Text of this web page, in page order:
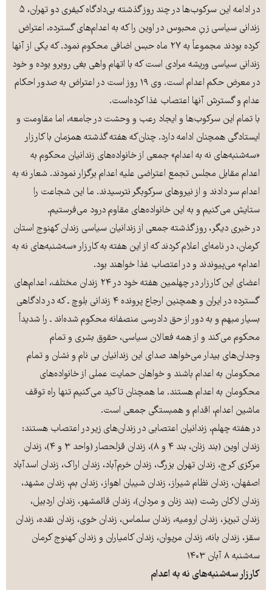
در ادامه این سرکوب‌ها در چند روز گذشته بی‌دادگاه کیفری دو تهران، ۵
زندانی سیاسی زنِ محبوس در اوین را که به اعدام‌ها‌ی گسترده، اعتراض
کرده بودند مجموعاً به ۲۷ ماه حبس اضافی محکوم نمود. که یکی از آنها
زندانی سیاسی وریشه مرادی است که با اتهام واهی بغی روبرو بوده و خود
در معرض حکم اعدام است. وی ۱۹ روز است در اعتراض به صدور احکام
عدام و گسترش آنها اعتصاب غذا کرده‌است.
با تمام این سرکوب‌ها و ایجاد رعب و وحشت در جامعه، اما مقاومت و
ایستادگی همچنان ادامه‌ دارد. چنان‌که هفته گذشته همزمان با کارزار
«سه‌شنبه‌های نه به اعدام» جمعی از خانواده‌های زندانیان محکوم به
اعدام مقابل مجلس تجمع اعتراضی علیه اعدام برگزار نمودند. شعار نه به
اعدام سر دادند و از نیروهای سرکوبگر نترسیدند. ما این شجاعت را
ستایش می‌کنیم و به این خانواده‌های مقاوم درود می‌فرستیم.
در خبری دیگر، روز گذشته جمعی از زندانیان سیاسی زندان کهنوج استان
کرمان، در نامه‌ای اعلام کردند که از این هفته به کارزار‌ «سه‌شنبه‌های نه به
اعدام» می‌پیوندند و در اعتصاب غذا خواهند بود.
اعضای این کارزار در چهلمین هفته خود در ۲۴ زندان مختلف، اعدام‌های
گسترده در ایران و همچنین ارجاع پرونده ۴ زندانی بلوچ ـ که در دادگاهی
بسیار مبهم و به دور از حق دادرسی منصفانه محکوم شده‌اند ـ را شدیداً
محکوم می‌کند و از همه فعالان سیاسی، حقوق بشری و تمام
وجدان‌های بیدار می‌خواهد صدای این زندانیان بی نام و نشان و تمام
محکومان به اعدام باشند و خواهان حمایت عملی از خانواده‌های
محکومان به اعدام هستند. ما همچنان تاکید می‌کنیم تنها راه توقف
ماشین اعدام، اقدام و همبستگی جمعی است.
در هفته چهلم، زندانیان اعتصابی در زندان‌های زیر در اعتصاب هستند:
زندان اوین (بند زنان، بند ۴ و ۸)، زندان قزلحصار (واحد ۳ و ۴)، زندان
مرکزی کرج، زندان تهران بزرگ، زندان خرم‌آباد، زندان اراک، زندان اسدآباد
اصفهان، زندان نظام شیراز، زندان شیبان اهواز، زندان بم، زندان مشهد،
زندان لاکان رشت (بند زنان و مردان)، زندان قائمشهر، زندان اردبیل،
زندان تبریز، زندان ارومیه، زندان سلماس، زندان خوی، زندان نقده، زندان
سقز، زندان بانه، زندان مریوان، زندان کامیاران و زندان کهنوج کرمان
سه‌شنبه‌ ۸ آبان ۱۴۰۳
کارزار سه‌شنبه‌های نه به اعدام